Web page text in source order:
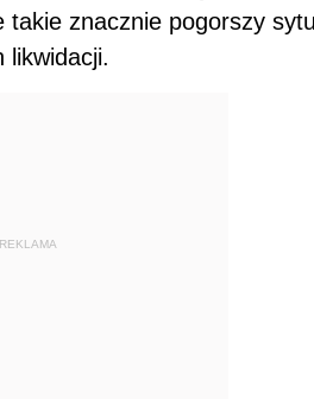
znacznie pogorszy
likwidacji.
REKLAMA